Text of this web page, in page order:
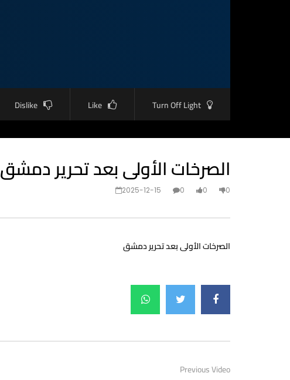
Turn Off Light
Like
Dislike
الصرخات الأولى بعد تحرير دمشق
2025-12-15 0 0 0
الصرخات الأولى بعد تحرير دمشق
Previous Video